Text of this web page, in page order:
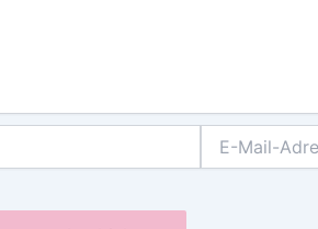
Mail-